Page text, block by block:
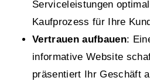
Serviceleistungen
Kaufprozess für Ihre
Vertrauen aufbauen:
informative Website
präsentiert Ihr Geschäft